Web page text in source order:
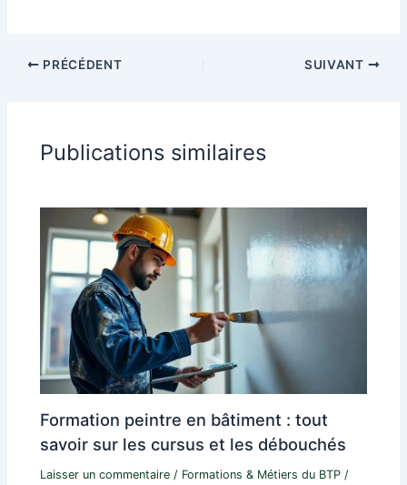
PRÉCÉDENT SUIVANT
Publications similaires
Formation peintre en bâtiment : tout
savoir sur les cursus et les débouchés
Laisser un commentaire / Formations & Métiers du BTP /